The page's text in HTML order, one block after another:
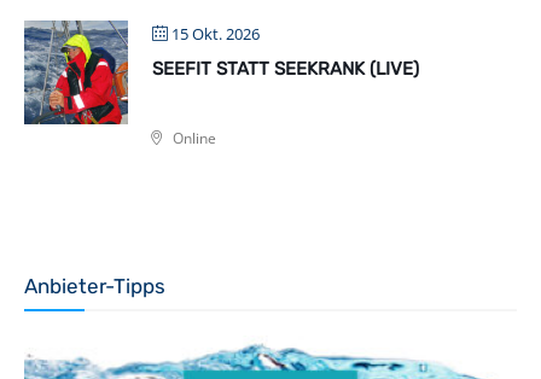
15 Okt. 2026
SEEFIT STATT SEEKRANK (LIVE)
Online
Anbieter-Tipps